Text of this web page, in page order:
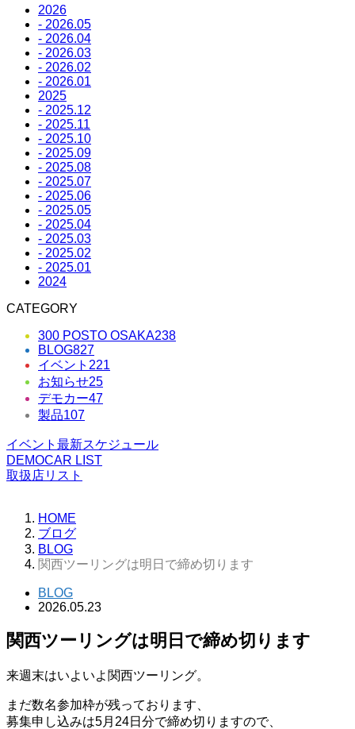
2026
- 2026.05
- 2026.04
- 2026.03
- 2026.02
- 2026.01
2025
- 2025.12
- 2025.11
- 2025.10
- 2025.09
- 2025.08
- 2025.07
- 2025.06
- 2025.05
- 2025.04
- 2025.03
- 2025.02
- 2025.01
2024
CATEGORY
300 POSTO OSAKA238
BLOG827
イベント 221
お知らせ25
デモカー47
製品107
イベント最新スケジュール
DEMOCAR LIST
取扱店リスト
HOME
ブログ
BLOG
関西ツーリングは明日で締め切ります
BLOG
2026.05.23
関西ツーリングは明日で締め切ります
来週末はいよいよ関西ツーリング。
まだ数名参加枠が残っております、
募集申し込みは5月24日分で締め切りますので、